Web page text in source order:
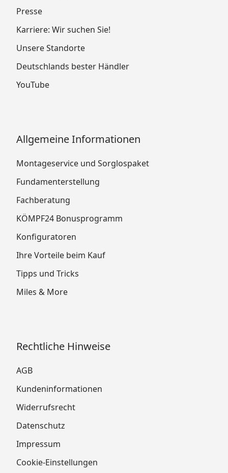
Presse
Karriere: Wir suchen Sie!
Unsere Standorte
Deutschlands bester Händler
YouTube
Allgemeine Informationen
Montageservice und Sorglospaket
Fundamenterstellung
Fachberatung
KÖMPF24 Bonusprogramm
Konfiguratoren
Ihre Vorteile beim Kauf
Tipps und Tricks
Miles & More
Rechtliche Hinweise
AGB
Kundeninformationen
Widerrufsrecht
Datenschutz
Impressum
Cookie-Einstellungen